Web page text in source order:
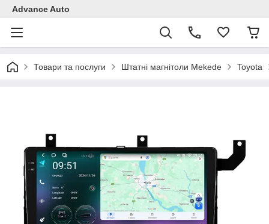
Advance Auto
Товари та послуги Штатні магнітоли Mekede Toyota